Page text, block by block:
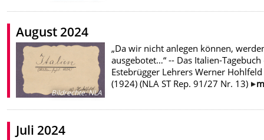
August 2024
Bildrechte:NLA
„Da wir nicht anlegen können,
ausgebotet…“ -- Das Italien-Tagebuch
Estebrügger Lehrers Werner Hohlfeld
(1924) (NLA ST Rep. 91/27 Nr. 13)
Juli 2024